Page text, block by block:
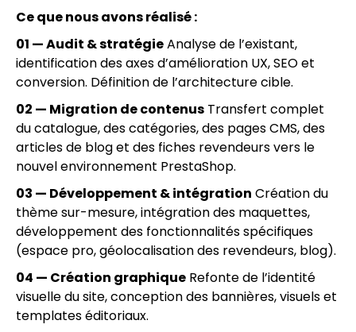
Ce que nous avons réalisé :
01 — Audit & stratégieAnalyse de l’existant,
identification des axes d’amélioration UX, SEO et
conversion. Définition de l’architecture cible.
02 — Migration de contenus Transfert complet
du catalogue, des catégories, des pages CMS, des
articles de blog et des fiches revendeurs vers le
nouvel environnement PrestaShop.
03 — Développement & intégration Création du
thème sur-mesure, intégration des maquettes,
développement des fonctionnalités spécifiques
(espace pro, géolocalisation des revendeurs, blog).
04 — Création graphique Refonte de l’identité
visuelle du site, conception des bannières, visuels et
templates éditoriaux.